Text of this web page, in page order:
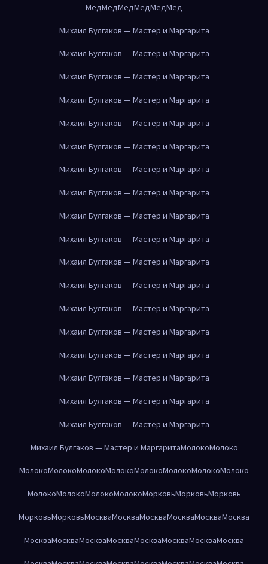
МёдМёдМёдМёдМёдМёд
Михаил Булгаков — Мастер и Маргарита
Михаил Булгаков — Мастер и Маргарита
Михаил Булгаков — Мастер и Маргарита
Михаил Булгаков — Мастер и Маргарита
Михаил Булгаков — Мастер и Маргарита
Михаил Булгаков — Мастер и Маргарита
Михаил Булгаков — Мастер и Маргарита
Михаил Булгаков — Мастер и Маргарита
Михаил Булгаков — Мастер и Маргарита
Михаил Булгаков — Мастер и Маргарита
Михаил Булгаков — Мастер и Маргарита
Михаил Булгаков — Мастер и Маргарита
Михаил Булгаков — Мастер и Маргарита
Михаил Булгаков — Мастер и Маргарита
Михаил Булгаков — Мастер и Маргарита
Михаил Булгаков — Мастер и Маргарита
Михаил Булгаков — Мастер и Маргарита
Михаил Булгаков — Мастер и Маргарита
Михаил Булгаков — Мастер и МаргаритаМолокоМолоко
МолокоМолокоМолокоМолокоМолокоМолокоМолокоМолоко
МолокоМолокоМолокоМолокоМорковьМорковьМорковь
МорковьМорковьМоскваМоскваМоскваМоскваМоскваМосква
МоскваМоскваМоскваМоскваМоскваМоскваМоскваМосква